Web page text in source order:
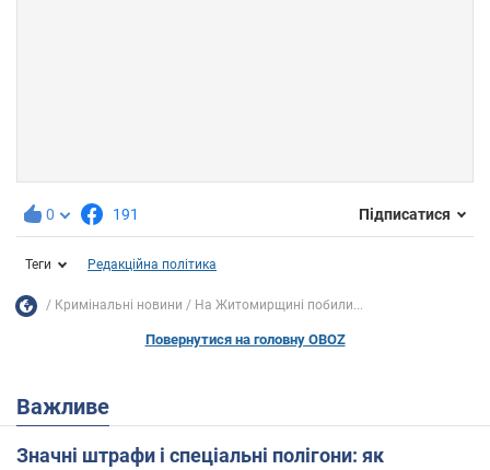
0 191 Підписатися
Теги Редакційна політика
Кримінальні новини На Житомирщині побили...
Повернутися на головну OBOZ
Важливе
Значні штрафи і спеціальні полігони: як